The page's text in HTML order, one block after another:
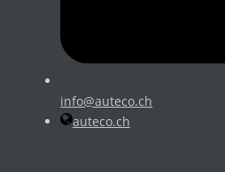
info@auteco.ch
auteco.ch